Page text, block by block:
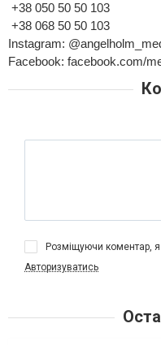
+38 050 50 50 103
+38 068 50 50 103
Іnstagram:
Facebook: facebook.com/
Розміщуючи коментар,
Авторизуватись